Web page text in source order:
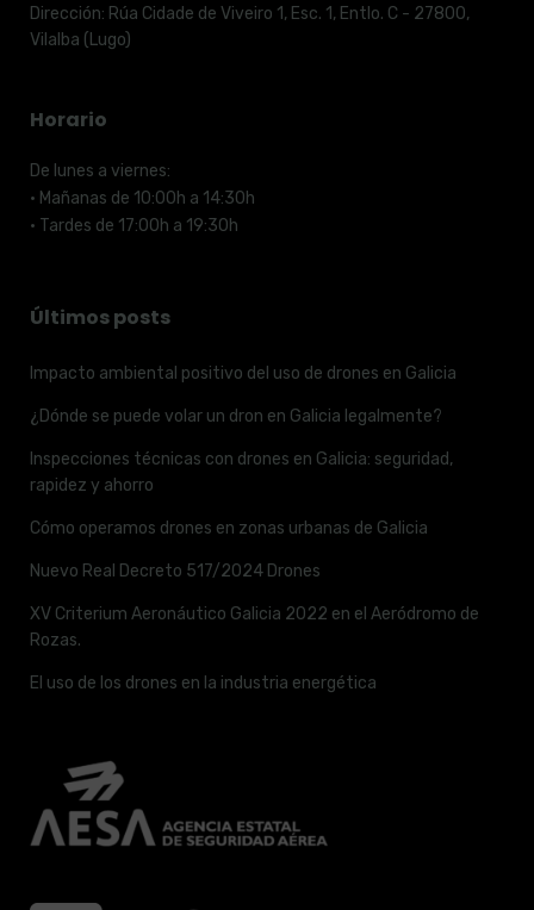
Dirección: Rúa Cidade de Viveiro 1, Esc. 1, Entlo. C - 27800,
Vilalba (Lugo)
Horario
De lunes a viernes:
· Mañanas de 10:00h a 14:30h
· Tardes de 17:00h a 19:30h
Últimos posts
Impacto ambiental positivo del uso de drones en Galicia
¿Dónde se puede volar un dron en Galicia legalmente?
Inspecciones técnicas con drones en Galicia: seguridad,
rapidez y ahorro
Cómo operamos drones en zonas urbanas de Galicia
Nuevo Real Decreto 517/2024 Drones
XV Criterium Aeronáutico Galicia 2022 en el Aeródromo de
Rozas.
El uso de los drones en la industria energética